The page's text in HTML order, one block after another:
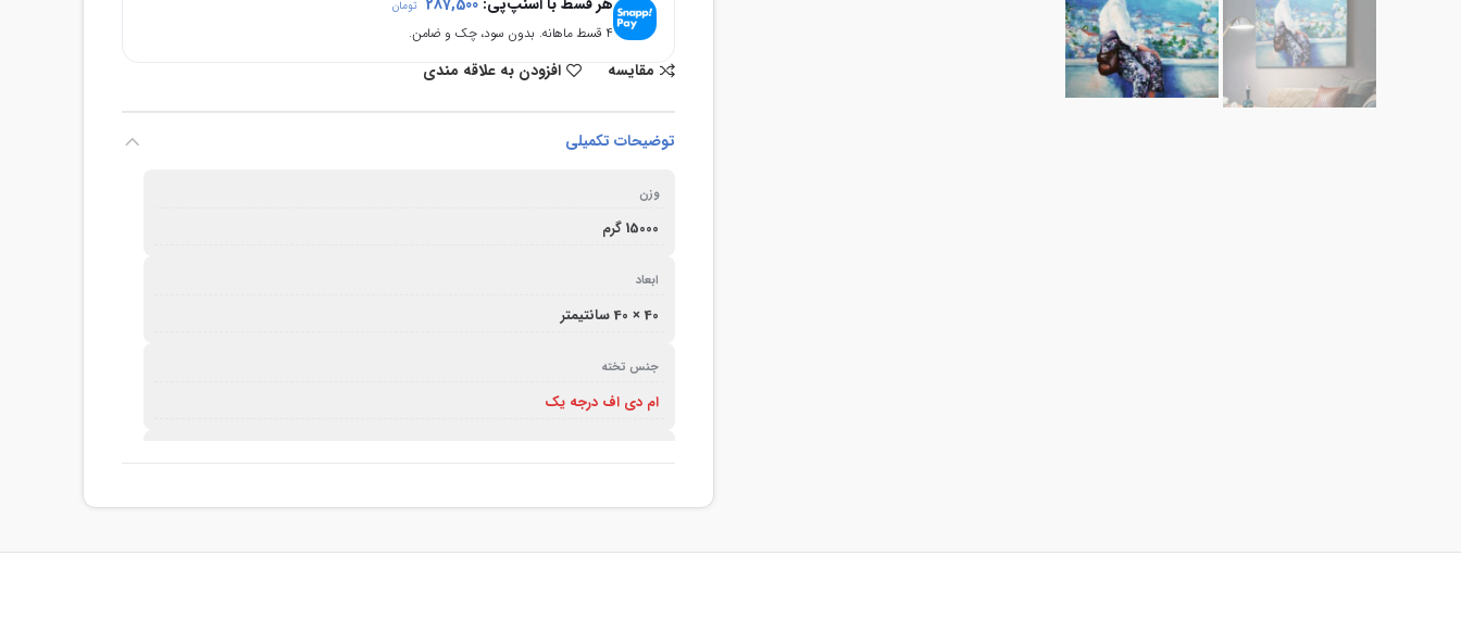
تومان
۴ قسط ماهانه. بدون سود، چک و ضامن.
مقایسه افزودن به علاقه مندی
توضیحات تکمیلی
وزن
15000 گرم
ابعاد
40 × 40 سانتیمتر
جنس تخته
ام دی اف درجه یک